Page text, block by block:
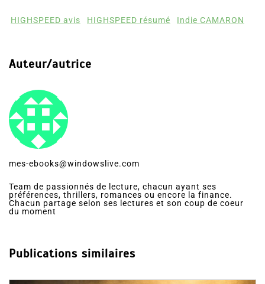
HIGHSPEED avis HIGHSPEED résumé Indie CAMARON
Auteur/autrice
mes-ebooks@windowslive.com
Team de passionnés de lecture, chacun ayant ses
préférences, thrillers, romances ou encore la finance.
Chacun partage selon ses lectures et son coup de coeur
du moment
Publications similaires